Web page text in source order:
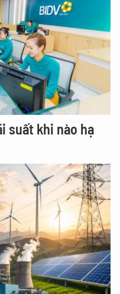
suất khi nào hạ